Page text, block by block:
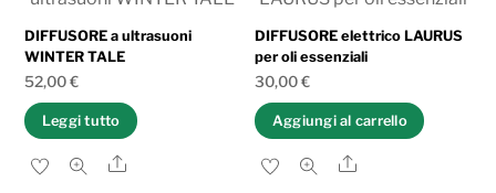
più
recente
DIFFUSORE a ultrasuoni
WINTER TALE
52,00€
Leggi tutto
Share
DIFFUSORE elettrico LAURUS
per oli essenziali
30,00€
Aggiungi al carrello
Share